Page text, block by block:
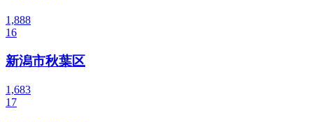
1,888
16
新潟市秋葉区
1,683
17